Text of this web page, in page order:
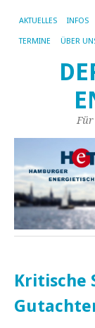
AKTUELLES INFOS
TERMINE ÜBER
Kritische